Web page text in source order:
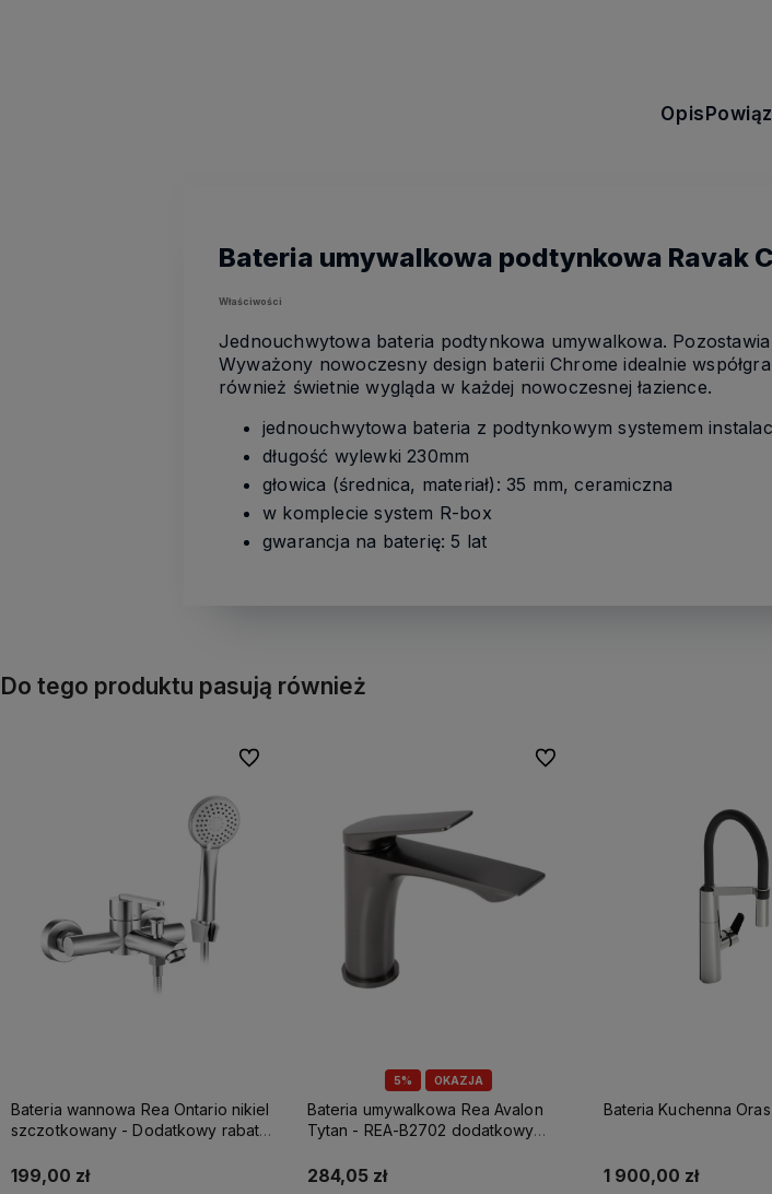
Opis
Bateria umywalkowa podtynkowa Ravak
Właściwości
Jednouchwytowa bateria podtynkowa umywalkowa.
Wyważony nowoczesny design baterii Chrome idealnie
również świetnie wygląda w każdej nowoczesnej łazience.
jednouchwytowa bateria z podtynkowym systemem
długość wylewki 230mm
głowica (średnica, materiał): 35 mm, ceramiczna
w komplecie system R-box
gwarancja na baterię: 5 lat
Do tego produktu pasują również
Bateria wannowa Rea Ontario nikiel
szczotkowany - Dodatkowy rabat
199,00 zł
Do ulubionych
5% OKAZJA
Bateria umywalkowa Rea Avalon
Tytan - REA-B2702 dodatkowy
284,05 zł
Do ulubionych
Bateria Kuchenna
1 900,00 zł